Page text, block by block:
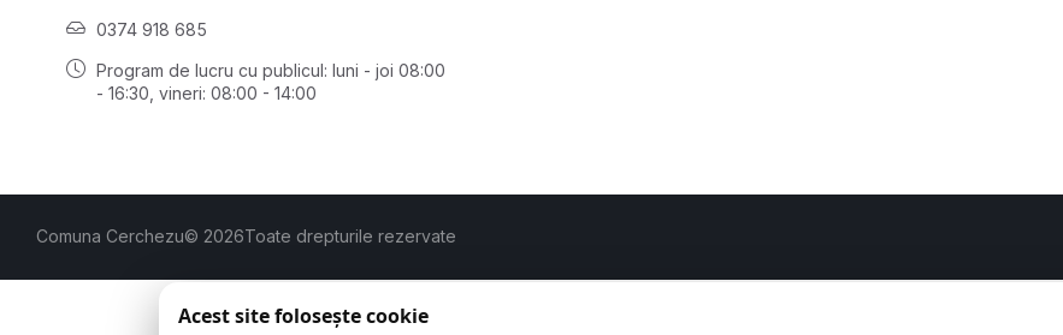
0374 918 685
Program de lucru cu publicul: luni - joi 08:00
- 16:30 , vineri: 08:00 - 14:00
Comuna Cerchezu© 2026Toate drepturile rezervate
Acest site folosește cookie